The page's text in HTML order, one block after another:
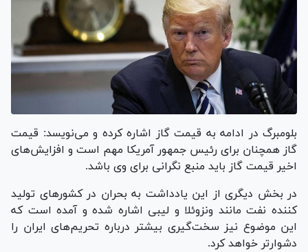
بلومبرگ در ادامه به قیمت گاز اشاره کرده و می‌نویسد: قیمت
گاز همچنان برای رئیس جمهور آمریکا مهم است و افزایش‌های
اخیر قیمت گاز باید منبع نگرانی برای وی باشد.
در بخش دیگری از این یادداشت به بحران در کشور‌های تولید
کننده نفت مانند ونزوئلا و لیبی اشاره شده و آمده است که
این موضوع نیز سخت‌گیری بیشتر درباره تحریم‌های ایران را
دشوارتر خواهد کرد.